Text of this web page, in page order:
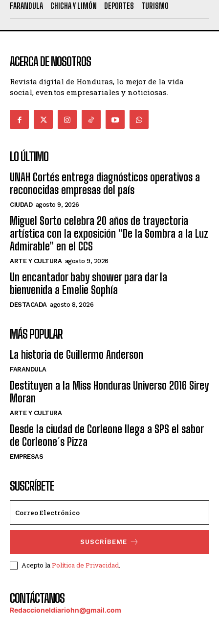
FARANDULA
CHICHA Y LIMÓN DEPORTES TURISMO
ACERCA DE NOSOTROS
Revista digital de Honduras, lo mejor de la vida
social, eventos empresariales y noticiosas.
LO ÚLTIMO
UNAH Cortés entrega diagnósticos operativos a
reconocidas empresas del país
CIUDAD agosto 9, 2026
Miguel Sorto celebra 20 años de trayectoria
artística con la exposición “De la Sombra a la Luz
Admirable” en el CCS
ARTE Y CULTURA agosto 9, 2026
Un encantador baby shower para dar la
bienvenida a Emelie Sophía
DESTACADA agosto 8, 2026
MÁS POPULAR
La historia de Guillermo Anderson
FARANDULA
Destituyen a la Miss Honduras Universo 2016 Sirey
Moran
ARTE Y CULTURA
Desde la ciudad de Corleone llega a SPS el sabor
de Corleone´s Pizza
EMPRESAS
SUSCRÍBETE
SUSCRÍBEME
Acepto laPolítica de Privacidad.
CONTÁCTANOS
Redaccioneldiariohn@gmail.com